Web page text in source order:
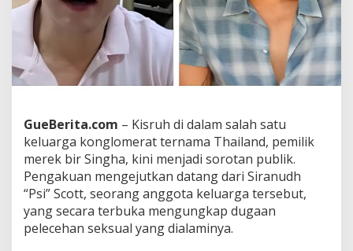
L
a
u
k
a
e
e
c
e
h
a
S
GueBerita.com – Kisruh di dalam salah satu
keluarga konglomerat ternama Thailand, pemilik
merek bir Singha, kini menjadi sorotan publik.
Pengakuan mengejutkan datang dari Siranudh
“Psi” Scott, seorang anggota keluarga tersebut,
yang secara terbuka mengungkap dugaan
pelecehan seksual yang dialaminya.